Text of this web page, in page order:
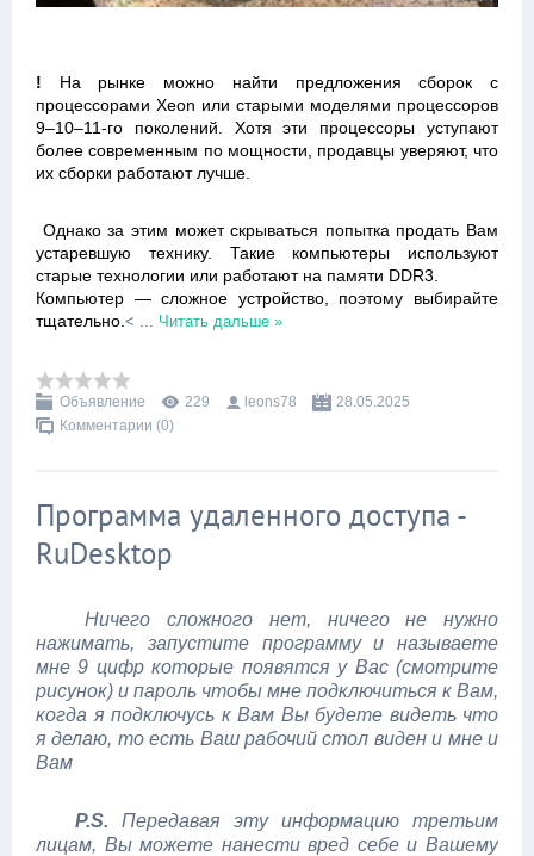
! На рынке можно найти предложения сборок с
процессорами Xeon или старыми моделями процессоров
9–10–11-го поколений. Хотя эти процессоры уступают
более современным по мощности, продавцы уверяют, что
их сборки работают лучше.
Однако за этим может скрываться попытка продать Вам
устаревшую технику. Такие компьютеры используют
старые технологии или работают на памяти DDR3.
Компьютер — сложное устройство, поэтому выбирайте
тщательно. < ... Читать дальше »
Объявление 229 leons78
28.05.2025
Комментарии (0)
Программа удаленного доступа -
RuDesktop
Ничего сложного нет, ничего не нужно
нажимать, запустите программу и называете
мне 9 цифр которые появятся у Вас (смотрите
рисунок) и пароль чтобы мне подключиться к Вам,
когда я подключусь к Вам Вы будете видеть что
я делаю, то есть Ваш рабочий стол виден и мне и
Вам
P.S. Передавая эту информацию третьим
лицам, Вы можете нанести вред себе и Вашему